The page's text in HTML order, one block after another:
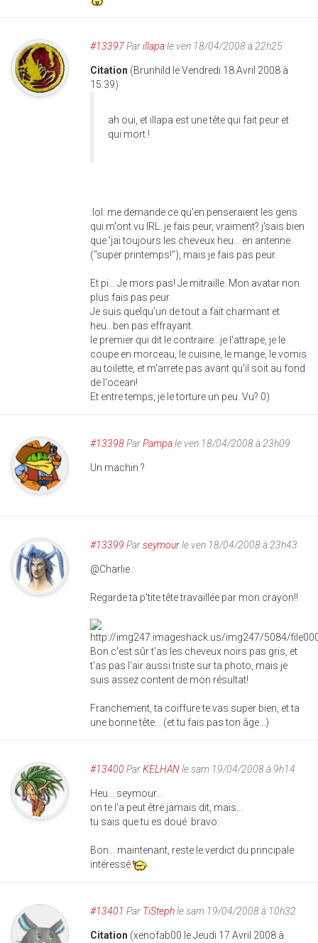
#13397Parillapale ven 18/04/2008 à 22h25
Citation (Brunhild le Vendredi 18 Avril 2008 à
15:39)
ah oui, et illapa est une tête qui fait peur et
qui mort !
:lol: me demande ce qu'en penseraient les gens
qui m'ont vu IRL. je fais peur, vraiment? j'sais bien
que 'jai toujours les cheveux heu... en antenne
("super printemps!"), mais je fais pas peur.
Et pi... Je mors pas! Je mitraille. Mon avatar non
plus fais pas peur.
Je suis quelqu'un de tout a fait charmant et
heu...ben pas effrayant.
le premier qui dit le contraire...je l'attrape, je le
coupe en morceau, le cuisine, le mange, le vomis
au toilette, et m'arrete pas avant qu'il soit au fond
de l'ocean!
Et entre temps, je le torture un peu. Vu? 0)
#13398ParPampale ven 18/04/2008 à 23h09
Un machin ?
#13399 Parseymourle ven 18/04/2008 à 23h43
@Charlie :
Regarde ta p'tite tête travaillée par mon crayon!!
Bon c'est sûr t'as les cheveux noirs pas gris, et
t'as pas l'air aussi triste sur ta photo, mais je
suis assez content de mon résultat!
Franchement, ta coiffure te vas super bien, et ta
une bonne tête... (et tu fais pas ton âge...)
#13400 ParKELHANle sam 19/04/2008 à 9h14
Heu... seymour...
on te l'a peut être jamais dit, mais...
tu sais que tu es doué :bravo:
Bon... maintenant, reste le verdict du principale
intéressé
#13401 Par TiStephle sam 19/04/2008 à 10h32
Citation (xenofab00 le Jeudi 17 Avril 2008 à